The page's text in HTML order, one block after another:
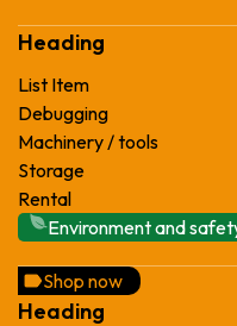
Heading
List Item
Debugging
Machinery / tools
Storage
Rental
Environment and
Shop now
Heading